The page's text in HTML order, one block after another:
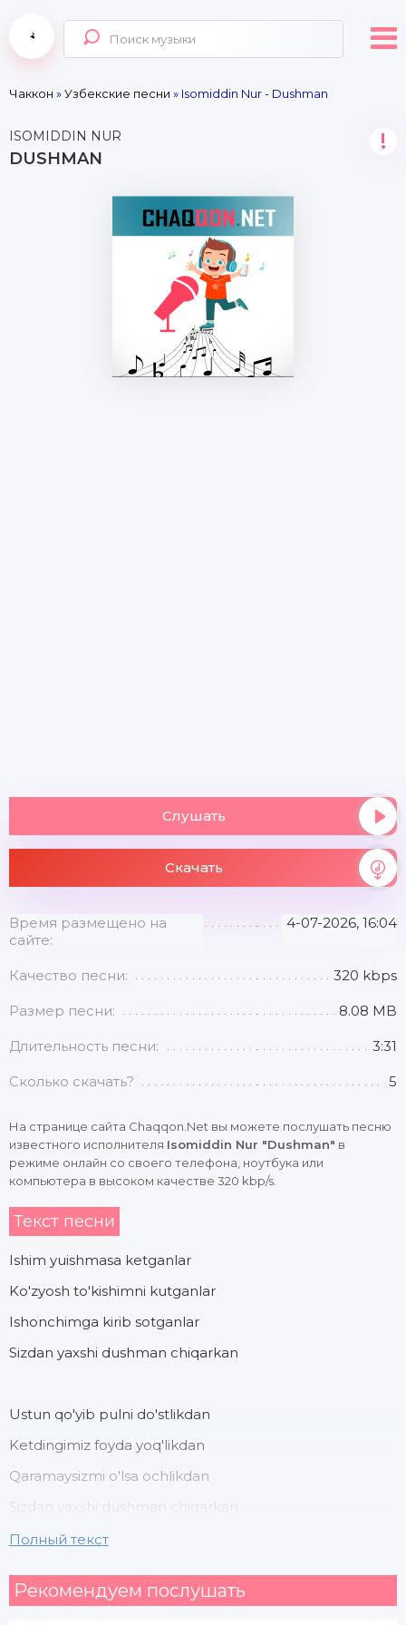
Чаккон »Узбекские песни » Isomiddin Nur - Dushman
ISOMIDDIN NUR
DUSHMAN
!
Слушать
Скачать
Время размещено на
сайте:
4-07-2026, 16:04
Качество песни: 320 kbps
Размер песни: 8.08 MB
Длительность песни: 3:31
Сколько скачать? 5
На странице сайта Chaqqon.Net вы можете послушать песню
известного исполнителя Isomiddin Nur "Dushman" в
режиме онлайн со своего телефона, ноутбука или
компьютера в высоком качестве 320 kbp/s.
Текст песни
Ishim yuishmasa ketganlar
Ko'zyosh to'kishimni kutganlar
Ishonchimga kirib sotganlar
Sizdan yaxshi dushman chiqarkan
Ustun qo'yib pulni do'stlikdan
Ketdingimiz foyda yoq'likdan
Qaramaysizmi o'lsa ochlikdan
Sizdan yaxshi dushman chiqarkan
Omadim kelganida jigardey bo'lganlarim
Полный текст
Рекомендуем послушать